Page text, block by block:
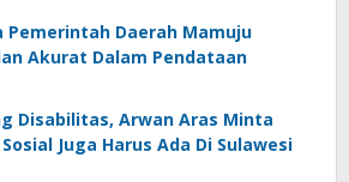
Pemerintah Daerah Mamuju
Akurat Dalam Pendataan
Disabilitas, Arwan Aras Minta
Juga Harus Ada Di Sulawesi